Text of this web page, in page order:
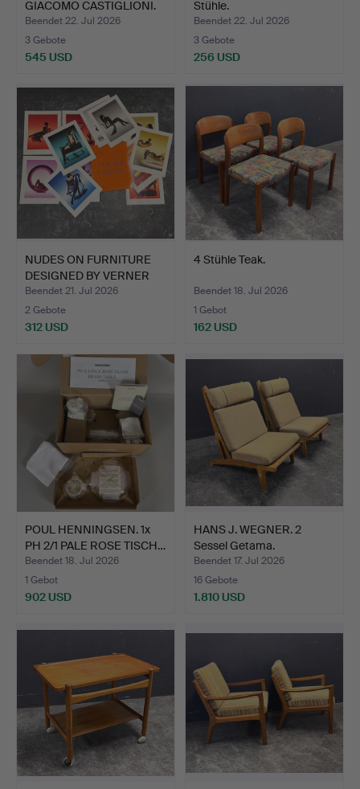
GIACOMO CASTIGLIONI.
LEUCHT…
Beendet 22. Jul 2026
3 Gebote
545 USD
Stühle.
Beendet 22. Jul 2026
3 Gebote
256 USD
NUDES ON FURNITURE
DESIGNED BY VERNER
PANT…
Beendet 21. Jul 2026
2 Gebote
312 USD
4 Stühle Teak.
Beendet 18. Jul 2026
1 Gebot
162 USD
POUL HENNINGSEN. 1x
PH 2/1 PALE ROSE TISCH…
Beendet 18. Jul 2026
1 Gebot
902 USD
HANS J. WEGNER. 2
Sessel Getama.
Beendet 17. Jul 2026
16 Gebote
1.810 USD